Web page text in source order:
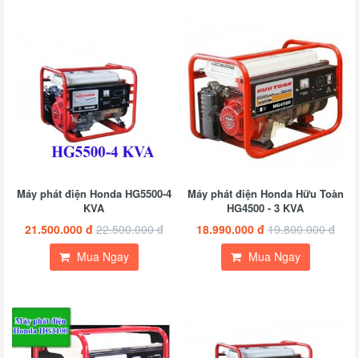
Máy phát điện Honda HG5500-4
KVA
21.500.000 đ 22.500.000 đ
Mua Ngay
Máy phát điện Honda Hữu Toàn
HG4500 - 3 KVA
18.990.000 đ 19.800.000 đ
Mua Ngay